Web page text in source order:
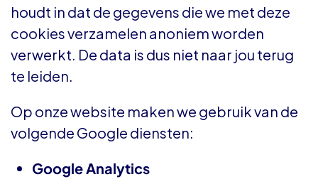
houdt in dat de gegevens die we met deze
cookies verzamelen anoniem worden
verwerkt. De data is dus niet naar jou terug
te leiden.
Op onze website maken we gebruik van de
volgende Google diensten:
Google Analytics